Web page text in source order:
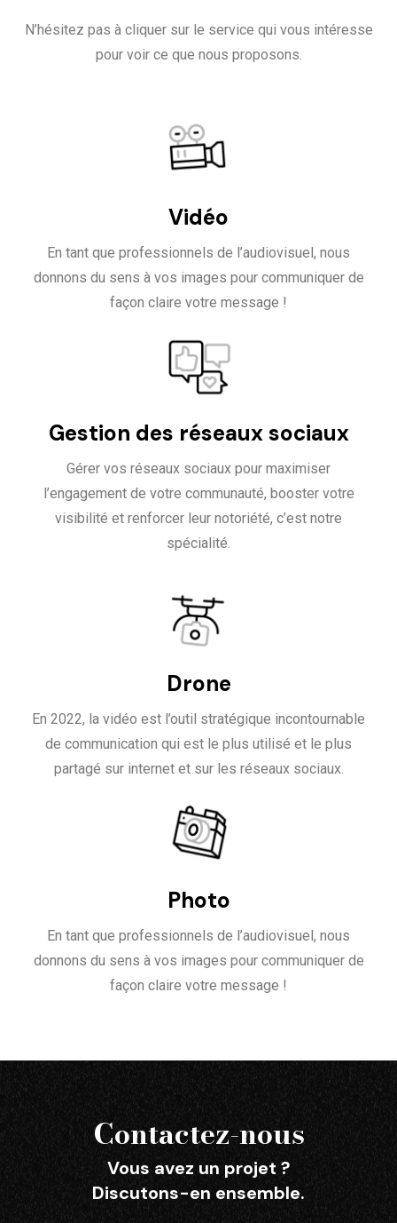
N’hésitez pas à cliquer sur le service qui vous intéresse
pour voir ce que nous proposons.
Vidéo
En tant que professionnels de l’audiovisuel, nous
donnons du sens à vos images pour communiquer de
façon claire votre message !
Gestion des réseaux sociaux
Gérer vos réseaux sociaux pour maximiser
l’engagement de votre communauté, booster votre
visibilité et renforcer leur notoriété, c’est notre
spécialité.
Drone
En 2022, la vidéo est l’outil stratégique incontournable
de communication qui est le plus utilisé et le plus
partagé sur internet et sur les réseaux sociaux.
Photo
En tant que professionnels de l’audiovisuel, nous
donnons du sens à vos images pour communiquer de
façon claire votre message !
Contactez-nous
Vous avez un projet ?
Discutons-en ensemble.